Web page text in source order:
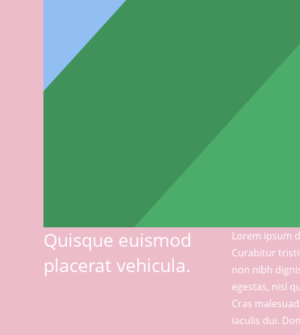
Quisque euismod
placerat vehicula.
Lorem ipsum
Curabitur
non nibh
egestas, nisl
Cras
iaculis dui.